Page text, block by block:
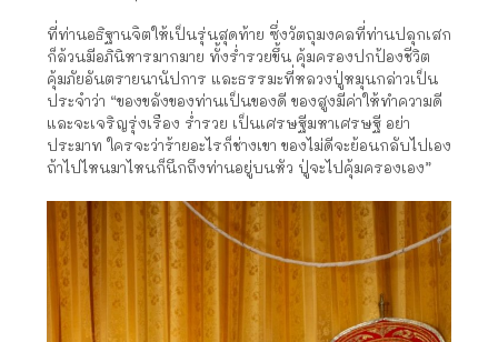
ที่ท่านอธิฐานจิตให้เป็นรุ่นสุดท้าย ซึ่งวัตถุมงคลที่ท่านปลุกเสก
ก็ล้วนมีอภินิหารมากมาย ทั้งร่ำรวยขึ้น คุ้มครองปกป้องชีวิต
คุ้มภัยอันตรายนานัปการ และธรรมะที่หลวงปู่หมุนกล่าวเป็น
ประจำว่า “ของขลังของท่านเป็นของดี ของสูงมีค่าให้ทำความดี
และจะเจริญรุ่งเรือง ร่ำรวย เป็นเศรษฐีมหาเศรษฐี อย่า
ประมาท ใครจะว่าร้ายอะไรก็ช่างเขา ของไม่ดีจะย้อนกลับไปเอง
ถ้าไปไหนมาไหนก็นึกถึงท่านอยู่บนหัว ปู่จะไปคุ้มครองเอง”